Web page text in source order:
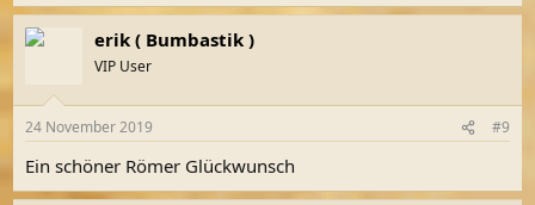
erik ( Bumbastik )
VIP User
24 November 2019 #9
Ein schöner Römer Glückwunsch